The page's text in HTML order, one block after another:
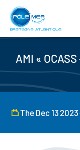
Cookies management
Skip
main
AMI «
The Dec 13